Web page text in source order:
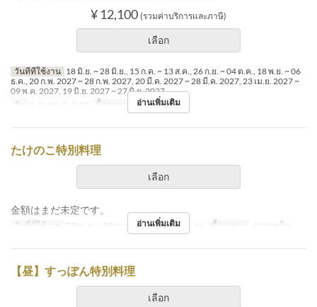
¥ 12,100 (รวมค่าบริการและภาษี)
เลือก
วันที่ที่ใช้งาน 18 มิ.ย. ~ 28 มิ.ย., 15 ก.ค. ~ 13 ส.ค., 26 ก.ย. ~ 04 ต.ค., 18 พ.ย. ~ 06
ธ.ค., 20 ก.พ. 2027 ~ 28 ก.พ. 2027, 20 มี.ค. 2027 ~ 28 มี.ค. 2027, 23 เม.ย. 2027 ~
09 พ.ค. 2027, 19 มิ.ย. 2027 ~ 27 มิ.ย. 2027
วัน
จ, พ, พฤ, ศ, ส, อา มื้ออาหาร อาหารเย็น
อ่านเพิ่มเติม
たけのこ特別料理
เลือก
金額はまだ未定です。
วันที่ที่ใช้งาน 02 เม.ย. ~ 19 เม.ย. วัน พ, พฤ, ศ, ส, อา มื้ออาหาร อาหารเย็น
อ่านเพิ่มเติม
【昼】すっぽん特別料理
เลือก